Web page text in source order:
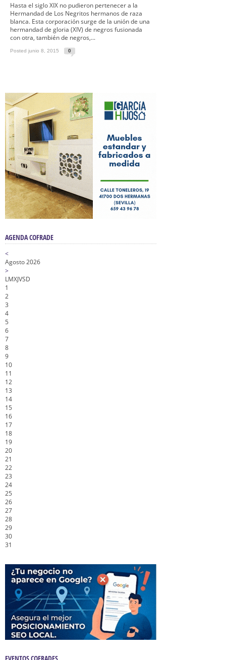
Hasta el siglo XIX no pudieron pertenecer a la
Hermandad de Los Negritos hermanos de raza
blanca. Esta corporación surge de la unión de una
hermandad de gloria (XIV) de negros fusionada
con otra, también de negros,...
Posted junio 8, 2015 0
AGENDA COFRADE
<
Agosto 2026
>
LMXJVSD
1
2
3
4
5
6
7
8
9
10
11
12
13
14
15
16
17
18
19
20
21
22
23
24
25
26
27
28
29
30
31